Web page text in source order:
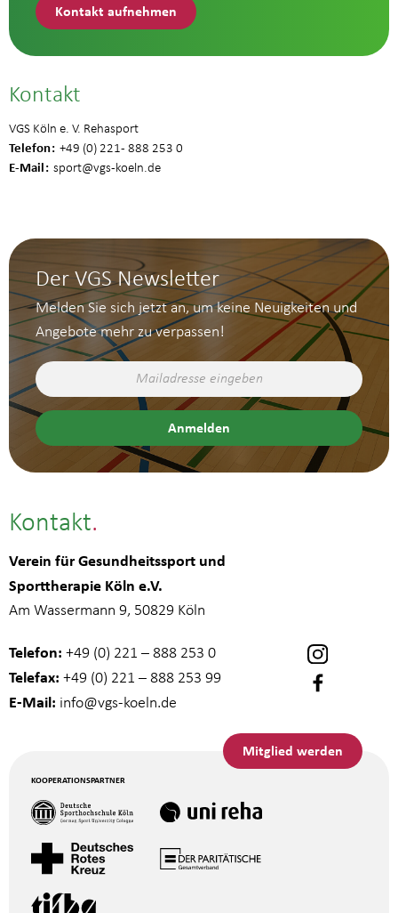
Kontakt aufnehmen
Kontakt
VGS Köln e. V. Rehasport
Telefon +49 (0) 221 - 888 253 0
E-Mail sport@vgs-koeln.de
Der VGS Newsletter
Melden Sie sich jetzt an, um keine Neuigkeiten und
Angebote mehr zu verpassen!
Kontakt
Verein für Gesundheitssport und
Sporttherapie Köln e.V.
Am Wassermann 9, 50829 Köln
Telefon: +49 (0) 221 – 888 253 0
Telefax: +49 (0) 221 – 888 253 99
E-Mail: info@vgs-koeln.de
Mitglied werden
KOOPERATIONSPARTNER